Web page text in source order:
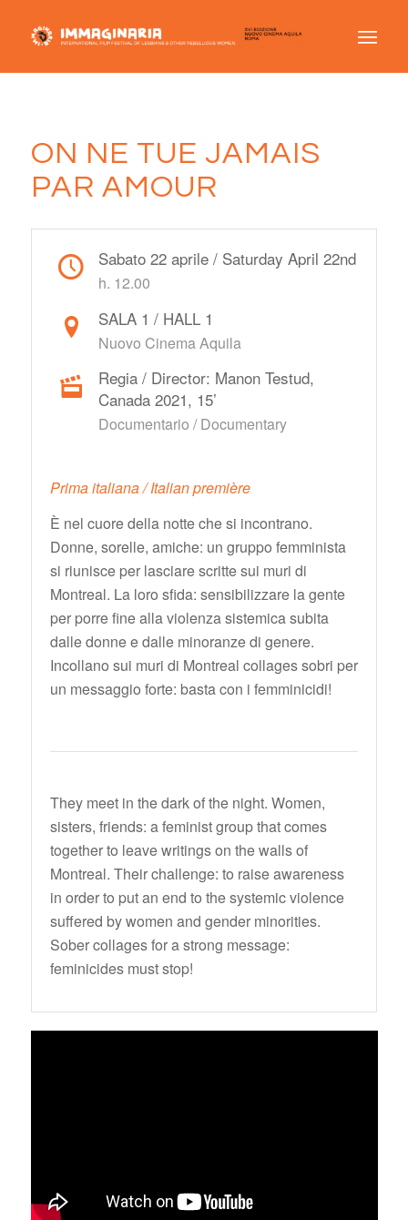
ON NE TUE JAMAIS
PAR AMOUR
Sabato 22 aprile / Saturday April 22nd
h. 12.00
SALA 1 / HALL 1
Nuovo Cinema Aquila
Regia / Director: Manon Testud,
Canada 2021, 15’
Documentario / Documentary
Prima italiana / Italian première
È nel cuore della notte che si incontrano.
Donne, sorelle, amiche: un gruppo femminista
si riunisce per lasciare scritte sui muri di
Montreal. La loro sfida: sensibilizzare la gente
per porre fine alla violenza sistemica subita
dalle donne e dalle minoranze di genere.
Incollano sui muri di Montreal collages sobri per
un messaggio forte: basta con i femminicidi!
They meet in the dark of the night. Women,
sisters, friends: a feminist group that comes
together to leave writings on the walls of
Montreal. Their challenge: to raise awareness
in order to put an end to the systemic violence
suffered by women and gender minorities.
Sober collages for a strong message:
feminicides must stop!